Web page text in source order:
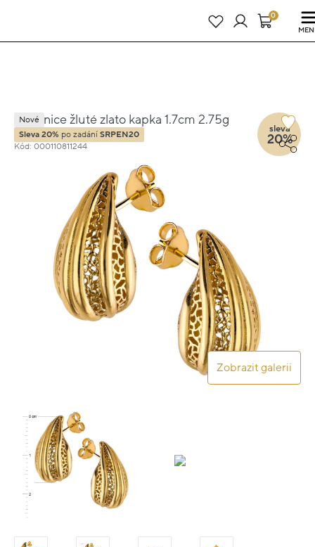
22 dní : 23h : 21m : 31s 0
Náušnice žluté zlato kapka 1.7cm 2.75g
Kód: 000110811244
Zobrazit galerii
Nové
Sleva 20% po zadání SRPEN20
sleva
20%